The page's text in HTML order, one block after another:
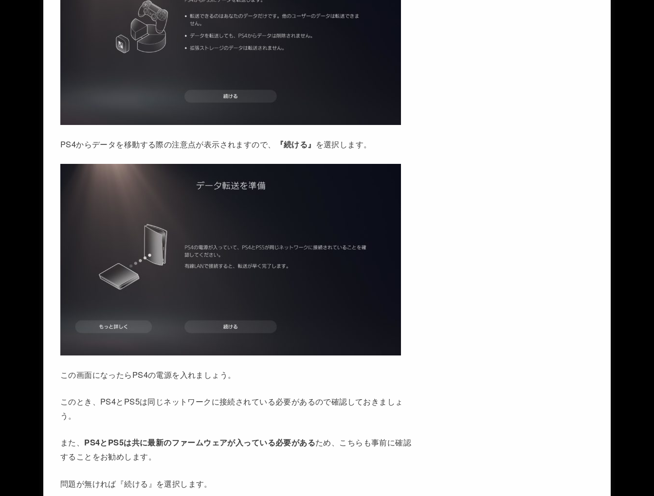
PS4からデータを移動する際の注意点が表示されますので、 『続ける』 を選択します。
この画面になったらPS4の電源を入れましょう。
このとき、PS4とPS5は同じネットワークに接続されている必要があるので確認しておきましょ
う。
また、 PS4とPS5は共に最新のファームウェアが入っている必要があるため、こちらも事前に確認
することをお勧めします。
問題が無ければ『続ける』を選択します。